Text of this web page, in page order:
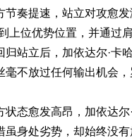
节奏提速，站立对攻愈
上位优势位置，并通过
归站立后，加依达尔·卡
毫不放过任何输出机会
状态愈发高昂，加依达
虽身处劣势，却始终没